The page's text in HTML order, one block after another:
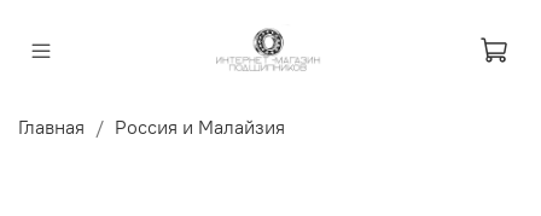
Главная Россия и Малайзия